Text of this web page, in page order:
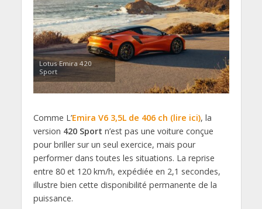
Lotus Emira 420
Sport
Comme L’Emira V6 3,5L de 406 ch (lire ici), la
version 420 Sport n’est pas une voiture conçue
pour briller sur un seul exercice, mais pour
performer dans toutes les situations. La reprise
entre 80 et 120 km/h, expédiée en 2,1 secondes,
illustre bien cette disponibilité permanente de la
puissance.